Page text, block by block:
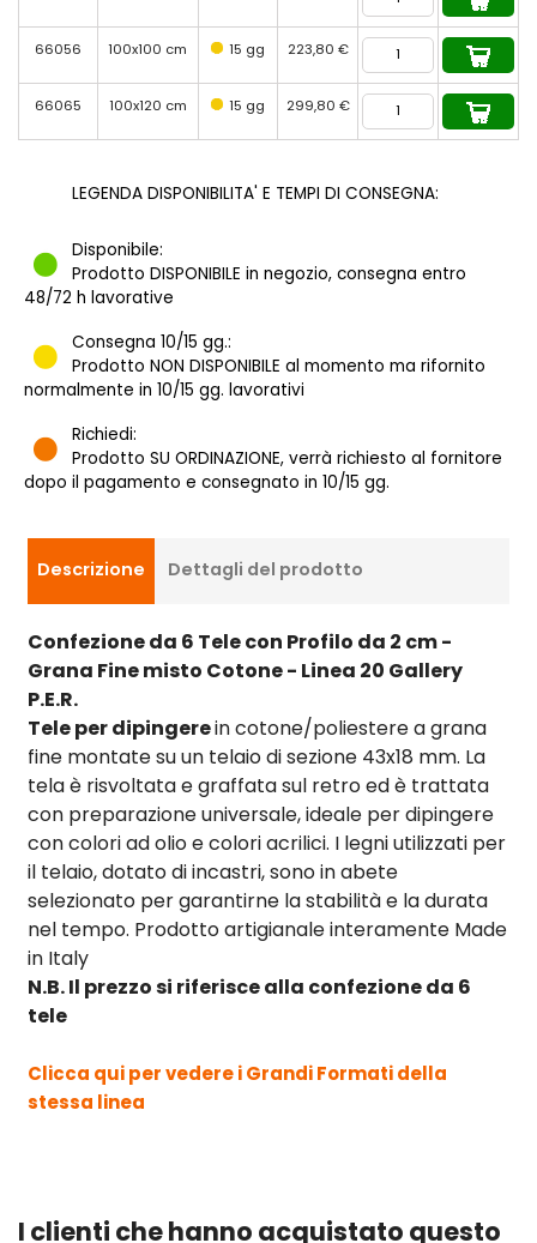
66056 100x100 cm 15 gg 223,80 €
66065 100x120 cm 15 gg 299,80 €
LEGENDA DISPONIBILITA' E TEMPI DI CONSEGNA:
Disponibile:
Prodotto DISPONIBILE in negozio, consegna entro
48/72 h lavorative
Consegna 10/15 gg.:
Prodotto NON DISPONIBILE al momento ma rifornito
normalmente in 10/15 gg. lavorativi
Richiedi:
Prodotto SU ORDINAZIONE, verrà richiesto al fornitore
dopo il pagamento e consegnato in 10/15 gg.
Descrizione Dettagli del prodotto
Confezione da 6 Tele con Profilo da 2 cm -
Grana Fine misto Cotone - Linea 20 Gallery
P.E.R.
Tele per dipingerein cotone/poliestere a grana
fine montate su un telaio di sezione 43x18 mm. La
tela è risvoltata e graffata sul retro ed è trattata
con preparazione universale, ideale per dipingere
con colori ad olio e colori acrilici. I legni utilizzati per
il telaio, dotato di incastri, sono in abete
selezionato per garantirne la stabilità e la durata
nel tempo. Prodotto artigianale interamente Made
in Italy
N.B. Il prezzo si riferisce alla confezione da 6
tele
Clicca qui per vedere i Grandi Formati della
stessa linea
I clienti che hanno acquistato questo